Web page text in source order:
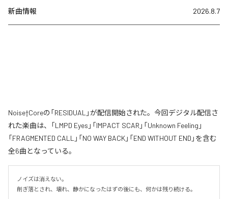
新曲情報 2026.8.7
Noise†Coreの「RESIDUAL」が配信開始された。今回デジタル配信さ
れた楽曲は、「LMPD Eyes」「IMPACT SCAR」「Unknown Feeling」
「FRAGMENTED CALL」「NO WAY BACK」「END WITHOUT END」を含む
全6曲となっている。
ノイズは消えない。
削ぎ落とされ、壊れ、静かになったはずの後にも、何かは残り続ける。